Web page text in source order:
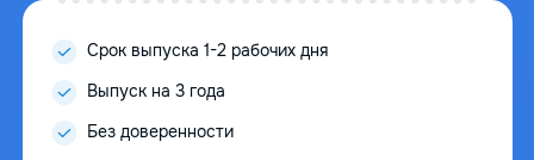
Cрок выпуска 1-2 рабочих дня
Выпуск на 3 года
Без доверенности